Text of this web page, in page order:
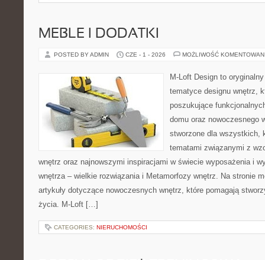
MEBLE I DODATKI
POSTED BY ADMIN CZE - 1 - 2026 MOŻLIWOŚĆ
M-Loft Design to
tematyce designu wnętrz,
poszukujące
domu oraz nowoczesnego
stworzone dla wszystkich,
tematami związanymi z
wnętrz oraz najnowszymi inspiracjami w świecie wyposażenia i
wnętrza – wielkie rozwiązania i Metamorfozy wnętrz. Na stronie
artykuły dotyczące nowoczesnych wnętrz, które pomagają
życia. M-Loft […]
CATEGORIES: NIERUCHOMOŚCI